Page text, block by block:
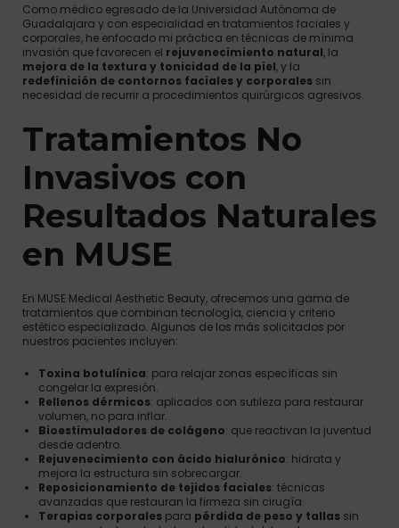
Como médico egresado de la Universidad Autónoma de
Guadalajara y con especialidad en tratamientos faciales y
corporales, he enfocado mi práctica en técnicas de mínima
invasión que favorecen el rejuvenecimiento natural, la
mejora de la textura y tonicidad de la piel, y la
redefinición de contornos faciales y corporales sin
necesidad de recurrir a procedimientos quirúrgicos agresivos.
Tratamientos No
Invasivos con
Resultados Naturales
en MUSE
En MUSE Medical Aesthetic Beauty, ofrecemos una gama de
tratamientos que combinan tecnología, ciencia y criterio
estético especializado. Algunos de los más solicitados por
nuestros pacientes incluyen:
Toxina botulínica: para relajar zonas específicas sin
congelar la expresión.
Rellenos dérmicos: aplicados con sutileza para restaurar
volumen, no para inflar.
Bioestimuladores de colágeno: que reactivan la juventud
desde adentro.
Rejuvenecimiento con ácido hialurónico: hidrata y
mejora la estructura sin sobrecargar.
Reposicionamiento de tejidos faciales: técnicas
avanzadas que restauran la firmeza sin cirugía.
Terapias corporales para pérdida de peso y tallas sin